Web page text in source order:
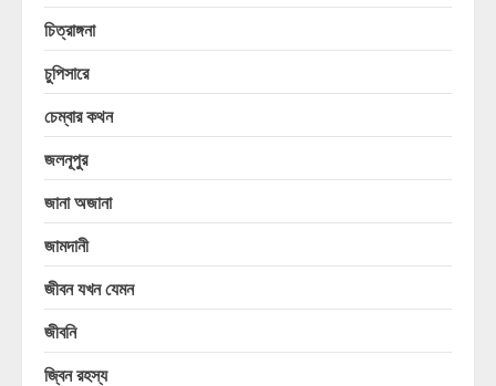
চিত্রাঙ্গনা
চুপিসারে
চেম্বার কথন
জলনূপুর
জানা অজানা
জামদানী
জীবন যখন যেমন
জীবনি
জ্বিন রহস্য